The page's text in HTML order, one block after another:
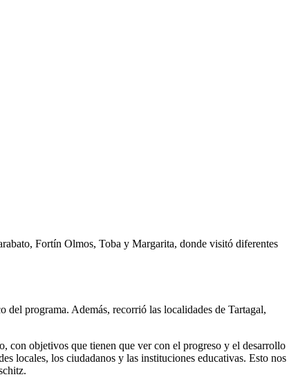
Fortín Olmos, Toba y Margarita, donde visitó diferentes
programa. Además, recorrió las localidades de Tartagal,
con objetivos que tienen que ver con el progreso y el desarrollo
locales, los ciudadanos y las instituciones educativas. Esto nos